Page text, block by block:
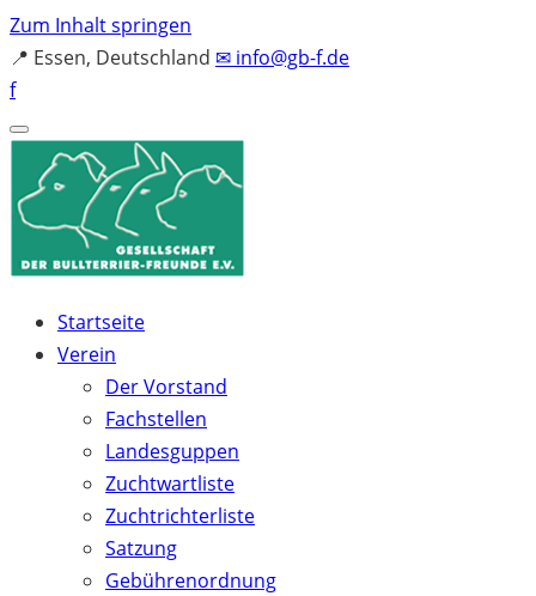
Zum Inhalt springen
📍 Essen, Deutschland ✉ info@gb-f.de
f
Startseite
Verein
Der Vorstand
Fachstellen
Landesguppen
Zuchtwartliste
Zuchtrichterliste
Satzung
Gebührenordnung